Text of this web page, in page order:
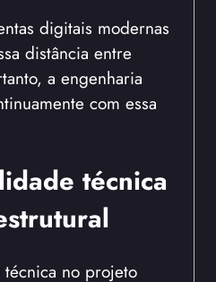
digitais modernas
distância entre
a engenharia
com essa
técnica
no projeto